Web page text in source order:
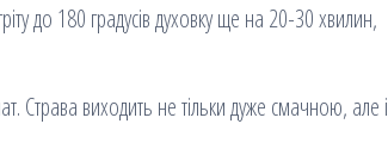
до 180 градусів духовку ще на 20-30 хвилин,
Страва виходить не тільки дуже смачною, але і